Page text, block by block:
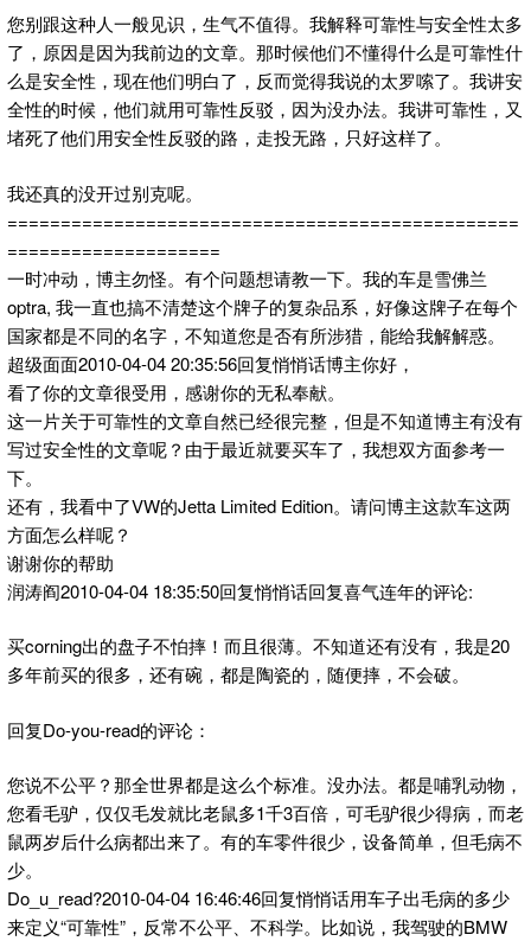
您别跟这种人一般见识，生气不值得。我解释可靠性与安全性太多
了，原因是因为我前边的文章。那时候他们不懂得什么是可靠性什
么是安全性，现在他们明白了，反而觉得我说的太罗嗦了。我讲安
全性的时候，他们就用可靠性反驳，因为没办法。我讲可靠性，又
堵死了他们用安全性反驳的路，走投无路，只好这样了。
我还真的没开过别克呢。
================================================
====================
一时冲动，博主勿怪。有个问题想请教一下。我的车是雪佛兰
optra, 我一直也搞不清楚这个牌子的复杂品系，好像这牌子在每个
国家都是不同的名字，不知道您是否有所涉猎，能给我解解惑。
超级面面2010-04-04 20:35:56回复悄悄话博主你好，
看了你的文章很受用，感谢你的无私奉献。
这一片关于可靠性的文章自然已经很完整，但是不知道博主有没有
写过安全性的文章呢？由于最近就要买车了，我想双方面参考一
下。
还有，我看中了VW的Jetta Limited Edition。请问博主这款车这两
方面怎么样呢？
谢谢你的帮助
润涛阎2010-04-04 18:35:50回复悄悄话回复喜气连年的评论:
买corning出的盘子不怕摔！而且很薄。不知道还有没有，我是20
多年前买的很多，还有碗，都是陶瓷的，随便摔，不会破。
回复Do-you-read的评论：
您说不公平？那全世界都是这么个标准。没办法。都是哺乳动物，
您看毛驴，仅仅毛发就比老鼠多1千3百倍，可毛驴很少得病，而老
鼠两岁后什么病都出来了。有的车零件很少，设备简单，但毛病不
少。
Do_u_read?2010-04-04 16:46:46回复悄悄话用车子出毛病的多少
来定义“可靠性”，反常不公平、不科学。比如说，我驾驶的BMW